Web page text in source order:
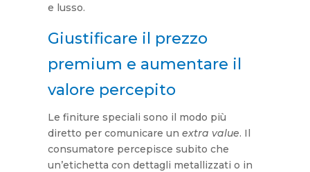
e lusso.
Giustificare il prezzo
premium e aumentare il
valore percepito
Le finiture speciali sono il modo più
diretto per comunicare un extra value. Il
consumatore percepisce subito che
un’etichetta con dettagli metallizzati o in